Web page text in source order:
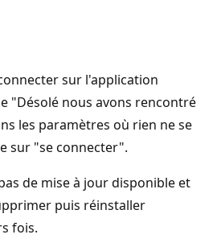
sur l'application
"Désolé nous avons rencontré
les paramètres où rien ne se
sur "se connecter".
de mise à jour disponible et
puis réinstaller
fois.